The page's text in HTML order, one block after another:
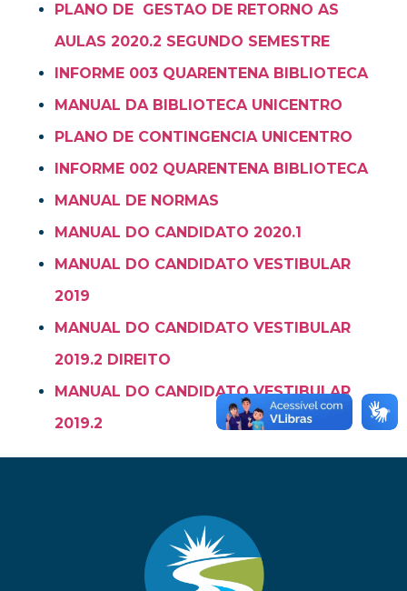
PLANO DE GESTAO DE RETORNO AS
AULAS 2020.2 SEGUNDO SEMESTRE
INFORME 003 QUARENTENA BIBLIOTECA
MANUAL DA BIBLIOTECA UNICENTRO
PLANO DE CONTINGENCIA UNICENTRO
INFORME 002 QUARENTENA BIBLIOTECA
MANUAL DE NORMAS
MANUAL DO CANDIDATO 2020.1
MANUAL DO CANDIDATO VESTIBULAR
2019
MANUAL DO CANDIDATO VESTIBULAR
2019.2 DIREITO
MANUAL DO CANDIDATO VESTIBULAR
2019.2